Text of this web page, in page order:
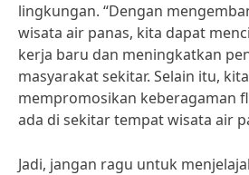
lingkungan. “Dengan
wisata air panas, kita dapat
kerja baru dan meningkatkan
masyarakat sekitar. Selain itu,
mempromosikan keberagaman
ada di sekitar tempat wisata air
Jadi, jangan ragu untuk